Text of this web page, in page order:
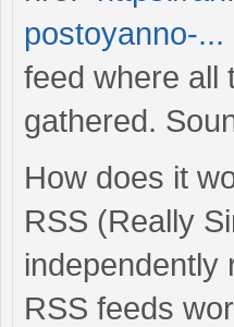
postoyanno-...
feed where all
gathered.
How does it
RSS (Really
independently
RSS feeds